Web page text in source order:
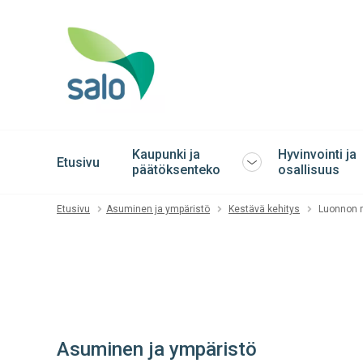
Etusivu
Kaupunki ja
päätöksenteko
Avaa
sulje
Hyvinvointi ja
osallisuus
Etusivu Asuminen ja ympäristö Kestävä kehitys Luonnon
Asuminen ja ympäristö